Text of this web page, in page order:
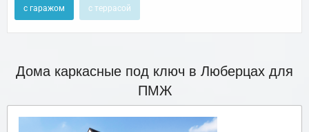
с гаражом с террасой
Дома каркасные под ключ в Люберцах для
ПМЖ